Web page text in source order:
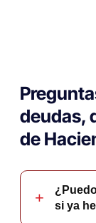
deudas,
de
si ya